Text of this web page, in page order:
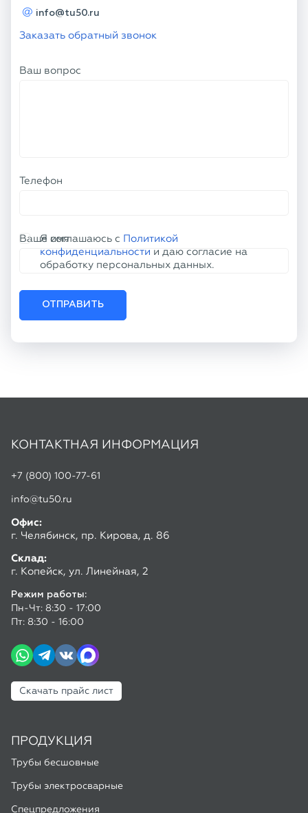
info@tu50.ru
Заказать обратный звонок
Ваш вопрос
КОНТАКТНАЯ ИНФОРМАЦИЯ
Склад:
Пн-Чт: 8:30 - 17:00
Пт: 8:30 - 16:00
Трубы бесшовные
Трубы электросварные
Спецпредложения
ПОКУПАТЕЛЮ
Доставка и оплата
Калькулятор труб